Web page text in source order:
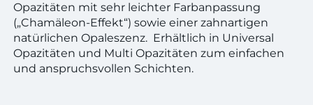
Opazitäten mit sehr leichter Farbanpassung
(„Chamäleon-Effekt“) sowie einer zahnartigen
natürlichen Opaleszenz. Erhältlich in Universal
Opazitäten und Multi Opazitäten zum einfachen
und anspruchsvollen Schichten.